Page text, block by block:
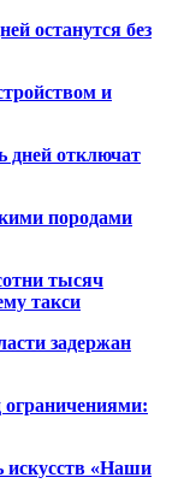
останутся без
и
дней отключат
породами
тысяч
такси
задержан
ограничениями:
искусств «Наши